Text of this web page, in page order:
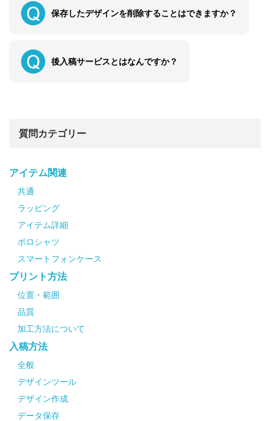
保存したデザインを削除することはできますか？
後入稿サービスとはなんですか？
質問カテゴリー
アイテム関連
共通
ラッピング
アイテム詳細
ポロシャツ
スマートフォンケース
プリント方法
位置・範囲
品質
加工方法について
入稿方法
全般
デザインツール
デザイン作成
データ保存